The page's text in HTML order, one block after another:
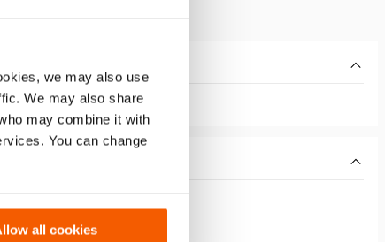
we may also use
We may also share
may combine it with
You can change
all cookies